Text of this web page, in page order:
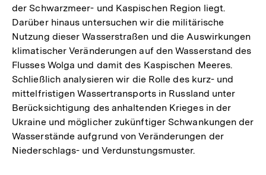
der Schwarzmeer- und Kaspischen Region liegt.
Darüber hinaus untersuchen wir die militärische
Nutzung dieser Wasserstraßen und die Auswirkungen
klimatischer Veränderungen auf den Wasserstand des
Flusses Wolga und damit des Kaspischen Meeres.
Schließlich analysieren wir die Rolle des kurz- und
mittelfristigen Wassertransports in Russland unter
Berücksichtigung des anhaltenden Krieges in der
Ukraine und möglicher zukünftiger Schwankungen der
Wasserstände aufgrund von Veränderungen der
Niederschlags- und Verdunstungsmuster.